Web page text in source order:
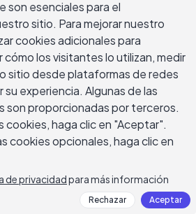
de facturas
por la situación sino por cómo
a tiempo es fundamental
y el correo correcto puede
pendiente sin dañar la relación
guía cubre plantillas de
educados para cada
amistoso hasta un
con líneas de asunto que
estos correos más difíciles
para obtener resultados.
son esenciales para el
sitio. Para mejorar nuestro
cookies adicionales para
los visitantes lo utilizan, medir
sitio desde plataformas de redes
su experiencia. Algunas de las
son proporcionadas por terceros.
cookies, haga clic en "Aceptar".
cookies opcionales, haga clic en
de privacidadpara más información
Rechazar Aceptar